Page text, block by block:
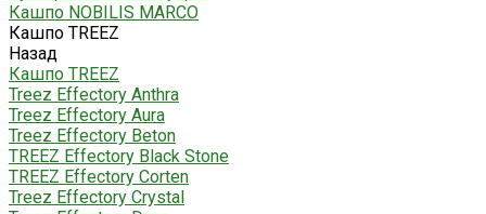
Кашпо NOBILIS MARCO
Кашпо TREEZ
Назад
Кашпо TREEZ
Treez Effectory Anthra
Treez Effectory Aura
Treez Effectory Beton
TREEZ Effectory Black Stone
TREEZ Effectory Corten
Treez Effectory Crystal